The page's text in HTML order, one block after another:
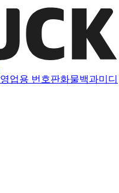
영업용 번호판화물백과미디